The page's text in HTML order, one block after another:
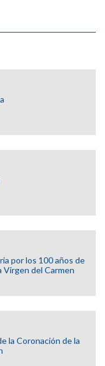
por los 100 años de
Virgen del Carmen
la Coronación de la